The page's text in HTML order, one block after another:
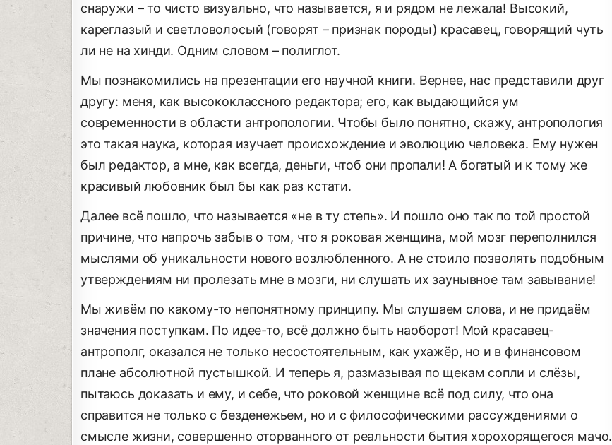
снаружи – то чисто визуально, что называется, я и рядом не лежала! Высокий,
кареглазый и светловолосый (говорят – признак породы) красавец, говорящий чуть
ли не на хинди. Одним словом – полиглот.
Мы познакомились на презентации его научной книги. Вернее, нас представили друг
другу: меня, как высококлассного редактора; его, как выдающийся ум
современности в области антропологии. Чтобы было понятно, скажу, антропология
это такая наука, которая изучает происхождение и эволюцию человека. Ему нужен
был редактор, а мне, как всегда, деньги, чтоб они пропали! А богатый и к тому же
красивый любовник был бы как раз кстати.
Далее всё пошло, что называется «не в ту степь». И пошло оно так по той простой
причине, что напрочь забыв о том, что я роковая женщина, мой мозг переполнился
мыслями об уникальности нового возлюбленного. А не стоило позволять подобным
утверждениям ни пролезать мне в мозги, ни слушать их заунывное там завывание!
Мы живём по какому-то непонятному принципу. Мы слушаем слова, и не придаём
значения поступкам. По идее-то, всё должно быть наоборот! Мой красавец-
антрополг, оказался не только несостоятельным, как ухажёр, но и в финансовом
плане абсолютной пустышкой. И теперь я, размазывая по щекам сопли и слёзы,
пытаюсь доказать и ему, и себе, что роковой женщине всё под силу, что она
справится не только с безденежьем, но и с философическими рассуждениями о
смысле жизни, совершенно оторванного от реальности бытия хорохорящегося мачо.